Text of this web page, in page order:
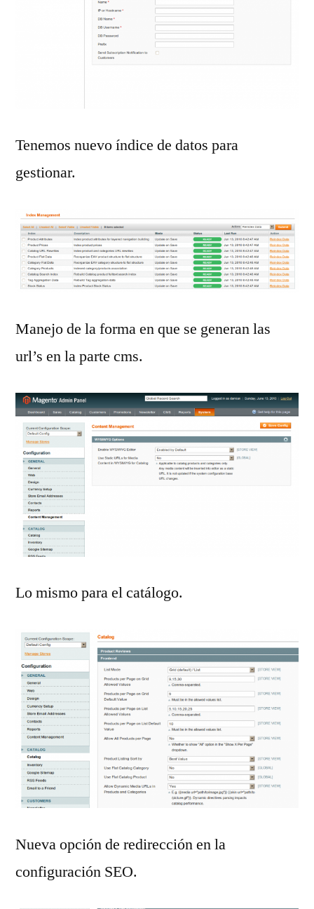
Tenemos nuevo índice de datos para
gestionar.
Manejo de la forma en que se generan las
url’s en la parte cms.
Lo mismo para el catálogo.
Nueva opción de redirección en la
configuración SEO.